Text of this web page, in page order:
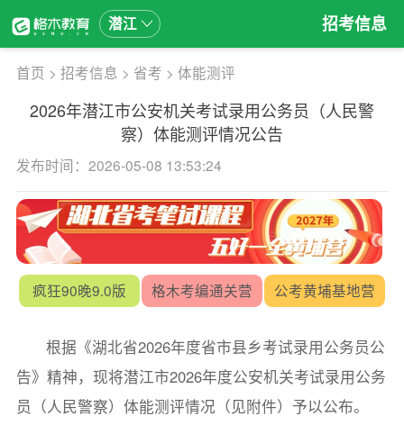
潜江 招考信息
首页 > 招考信息 > 省考 > 体能测评
2026年潜江市公安机关考试录用公务员（人民警
察）体能测评情况公告
发布时间：2026-05-08 13:53:24
疯狂90晚9.0版 格木考编通关营 公考黄埔基地营
根据《湖北省2026年度省市县乡考试录用公务员公
告》精神，现将潜江市2026年度公安机关考试录用公务
员（人民警察）体能测评情况（见附件）予以公布。